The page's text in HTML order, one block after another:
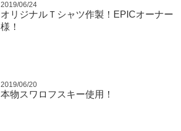
2019/06/24
オリジナルＴシャツ作製！EPICオーナー
様！
2019/06/20
本物スワロフスキー使用！